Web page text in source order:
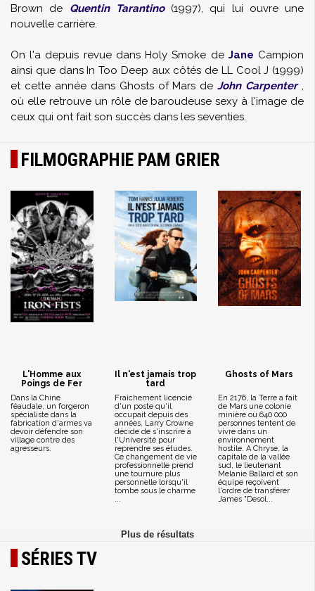
Brown de Quentin Tarantino(1997), qui lui ouvre une
nouvelle carrière.
On l'a depuis revue dans Holy Smoke de Jane Campion
ainsi que dans In Too Deep aux côtés de LL Cool J (1999)
et cette année dans Ghosts of Mars deJohn Carpenter,
où elle retrouve un rôle de baroudeuse sexy à l'image de
ceux qui ont fait son succès dans les seventies.
FILMOGRAPHIE PAM GRIER
L'Homme aux
Poings de Fer
Dans la Chine
féaudale, un forgeron
spécialiste dans la
fabrication d'armes va
devoir défendre son
village contre des
agresseurs.
Il n'est jamais trop
tard
Fraîchement licencié
d'un poste qu'il
occupait depuis des
années, Larry Crowne
décide de s'inscrire à
l'Université pour
reprendre ses études.
Ce changement de vie
professionnelle prend
une tournure plus
personnelle lorsqu'il
tombe sous le charme
...
Ghosts of Mars
En 2176, la Terre a fait
de Mars une colonie
minière où 640 000
personnes tentent de
vivre dans un
environnement
hostile. A Chryse, la
capitale de la vallée
sud, le lieutenant
Melanie Ballard et son
équipe reçoivent
l'ordre de transférer
James "Desol...
SÉRIES TV